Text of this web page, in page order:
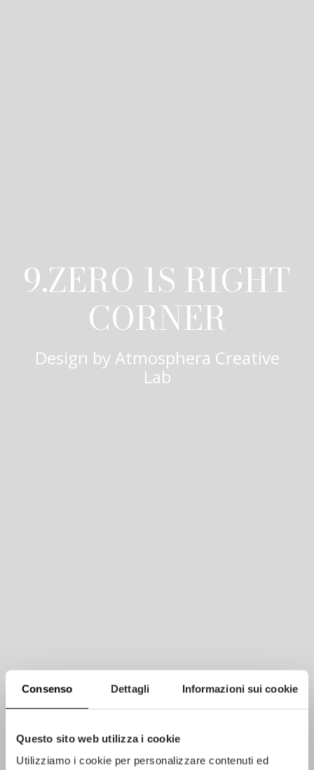
Consenso Dettagli Informazioni sui cookie
Questo sito web utilizza i cookie
Utilizziamo i cookie per personalizzare contenuti ed
9.ZERO 1S RIGHT
CORNER
Design byAtmosphera Creative
Lab